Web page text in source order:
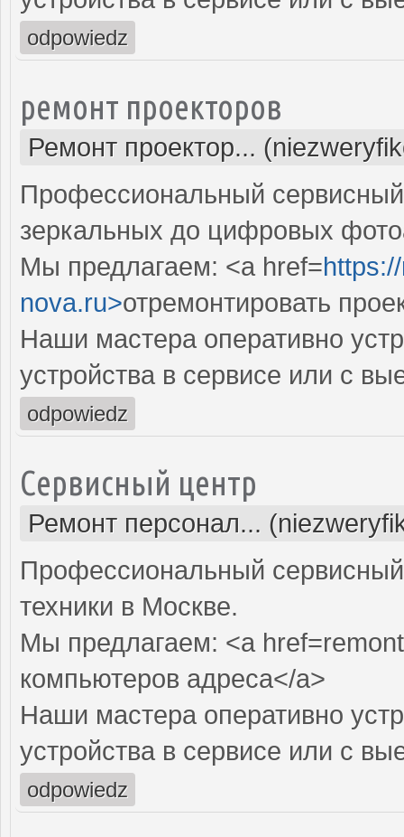
odpowiedz
ремонт проекторов
Ремонт проектор...
Профессиональный
зеркальных до цифровых
Мы предлагаем: <a href=
nova.ru>отремонтировать
Наши мастера оперативно
устройства в сервисе или с
odpowiedz
Сервисный центр
Ремонт персонал...
Профессиональный
техники в Москве.
Мы предлагаем: <a
компьютеров адреса</a>
Наши мастера оперативно
устройства в сервисе или с
odpowiedz